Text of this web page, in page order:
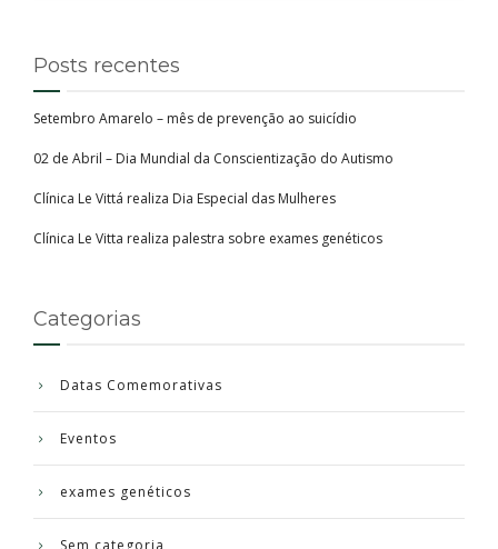
Posts recentes
Setembro Amarelo – mês de prevenção ao suicídio
02 de Abril – Dia Mundial da Conscientização do Autismo
Clínica Le Vittá realiza Dia Especial das Mulheres
Clínica Le Vitta realiza palestra sobre exames genéticos
Categorias
Datas Comemorativas
Eventos
exames genéticos